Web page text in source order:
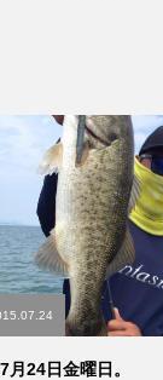
7月24日金曜日。